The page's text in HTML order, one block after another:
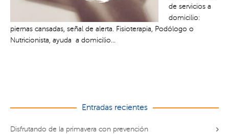
de servicios a
domicilio:
piernas cansadas, señal de alerta. Fisioterapia, Podólogo o
Nutricionista, ayuda a domicilio...
Entradas recientes
Disfrutando de la primavera con prevención